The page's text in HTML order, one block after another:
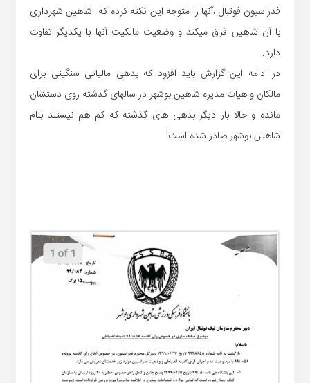
فدراسیون فوتبال ،آنها را متوجه این نکته کرده که شاهین شهرداری
با آن شاهین فرق میکند و وضعیت مالکیت آنها با یکدیگر تفاوت
دارد.
در ادامه این گزارش باید افزود که بدهی مالیاتی سنگینی برای
مالکان و هیات مدیره شاهین بوشهر در سالهای گذشته روی دستشان
مانده و حالا بار دیگر بدهی های گذشته که کم هم نیستند بنام
شاهین بوشهر صادر شده است!